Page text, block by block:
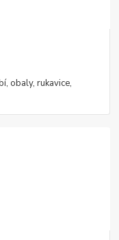
obaly, rukavice,